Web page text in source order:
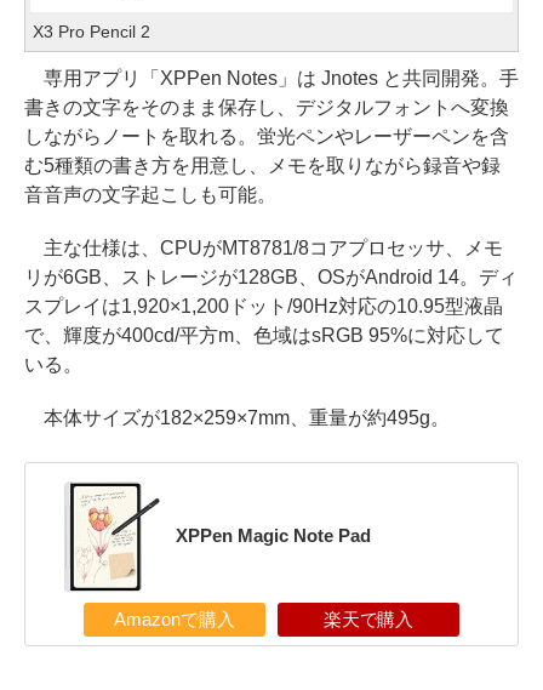
X3 Pro Pencil 2
専用アプリ「XPPen Notes」は Jnotes と共同開発。手
書きの文字をそのまま保存し、デジタルフォントへ変換
しながらノートを取れる。蛍光ペンやレーザーペンを含
む5種類の書き方を用意し、メモを取りながら録音や録
音音声の文字起こしも可能。
主な仕様は、CPUがMT8781/8コアプロセッサ、メモ
リが6GB、ストレージが128GB、OSがAndroid 14。ディ
スプレイは1,920×1,200ドット/90Hz対応の10.95型液晶
で、輝度が400cd/平方m、色域はsRGB 95%に対応して
いる。
本体サイズが182×259×7mm、重量が約495g。
XPPen Magic Note Pad
Amazonで購入 楽天で購入